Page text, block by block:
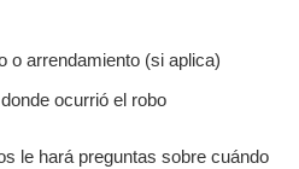
o arrendamiento (si aplica)
ocurrió el robo
le hará preguntas sobre cuándo